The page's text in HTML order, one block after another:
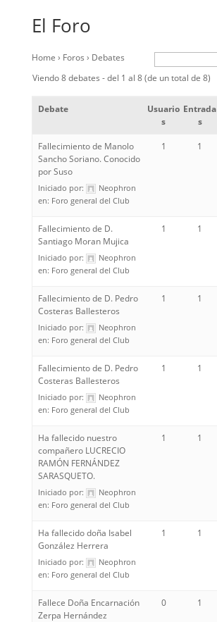
El Foro
Home › Foros › Debates
Viendo 8 debates - del 1 al 8 (de un total de 8)
Debate
Usuario
s
Entrada
s
Fallecimiento de Manolo
Sancho Soriano. Conocido
por Suso
Iniciado por:
Neophron
en: Foro general del Club
1 1
Fallecimiento de D.
Santiago Moran Mujica
Iniciado por:
Neophron
en: Foro general del Club
1 1
Fallecimiento de D. Pedro
Costeras Ballesteros
Iniciado por:
Neophron
en: Foro general del Club
1 1
Fallecimiento de D. Pedro
Costeras Ballesteros
Iniciado por:
Neophron
en: Foro general del Club
1 1
Ha fallecido nuestro
compañero LUCRECIO
RAMÓN FERNÁNDEZ
SARASQUETO.
Iniciado por:
Neophron
en: Foro general del Club
1 1
Ha fallecido doña Isabel
González Herrera
Iniciado por:
Neophron
en: Foro general del Club
1 1
Fallece Doña Encarnación
Zerpa Hernández
0 1